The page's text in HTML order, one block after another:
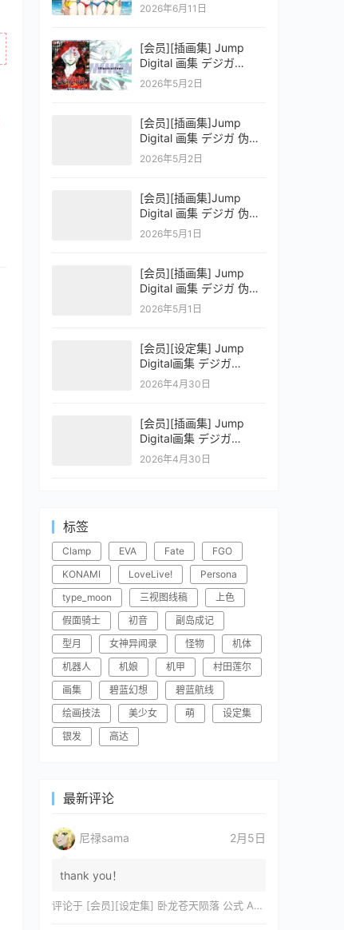
OFFICIAL VISUAL
2026年6月11日
[会员][插画集] Jump
Digital 画集 デジガ
D.Gray-man
2026年5月2日
[会员][插画集]Jump
Digital 画集 デジガ 伪恋
ニセコイ 3
2026年5月2日
[会员][插画集]Jump
Digital 画集 デジガ 伪恋
ニセコイ 2
2026年5月1日
[会员][插画集] Jump
Digital 画集 デジガ 伪恋
ニセコイ 1
2026年5月1日
[会员][设定集] Jump
Digital画集 デジガ
CLAYMORE 2
2026年4月30日
[会员][插画集] Jump
Digital画集 デジガ
CLAYMORE 1
2026年4月30日
标签
Clamp EVA Fate
FGO
KONAMI
LoveLive!
Persona
type_moon
三视图线稿
上色
假面骑士
初音
副岛成记
型月
女神异闻录 怪物
机体
机器人
机娘 机甲
村田莲尔
画集
碧蓝幻想
碧蓝航线
绘画技法
美少女 萌
设定集
银发
高达
最新评论
尼禄sama 2月5日
thank you！
评论于 [会员][设定集] 卧龙苍天陨落 公式 ARTWORKS[DL]